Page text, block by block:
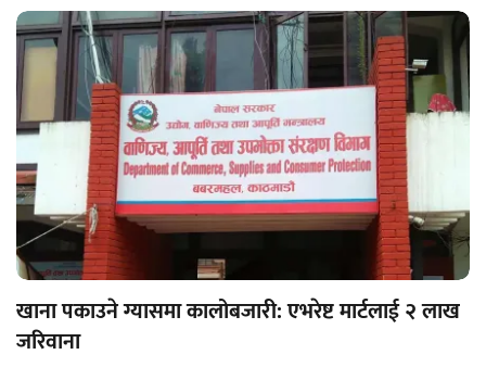
खाना पकाउने ग्यासमा कालोबजारी: एभरेष्ट मार्टलाई २ लाख
जरिवाना